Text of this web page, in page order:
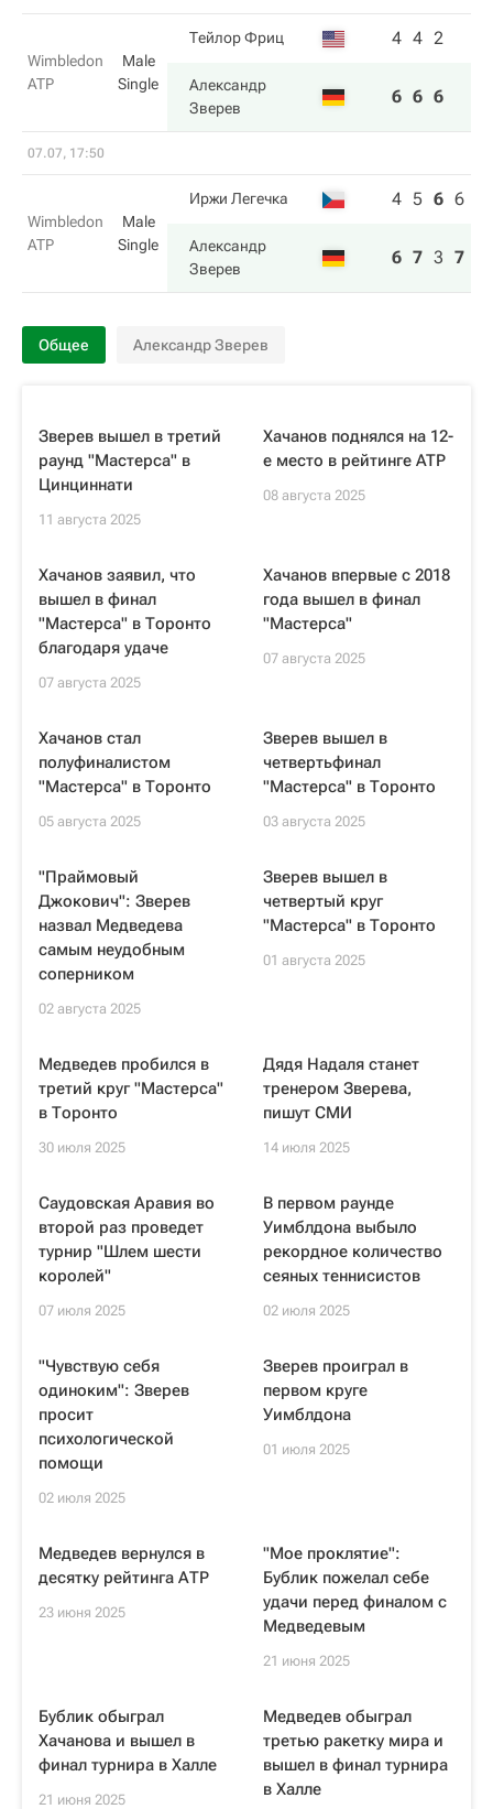
Wimbledon
ATP
Male
Single
Тейлор Фриц 4 4 2
Александр
Зверев
6 6 6
07.07, 17:50
Wimbledon
ATP
Male
Single
Иржи Легечка 4 5 6 6
Александр
Зверев
6 7 3 7
Общее Александр Зверев
Зверев вышел в третий
раунд "Мастерса" в
Цинциннати
11 августа 2025
Хачанов поднялся на 12-
е место в рейтинге ATP
08 августа 2025
Хачанов заявил, что
вышел в финал
"Мастерса" в Торонто
благодаря удаче
07 августа 2025
Хачанов впервые с 2018
года вышел в финал
"Мастерса"
07 августа 2025
Хачанов стал
полуфиналистом
"Мастерса" в Торонто
05 августа 2025
Зверев вышел в
четвертьфинал
"Мастерса" в Торонто
03 августа 2025
"Праймовый
Джокович": Зверев
назвал Медведева
самым неудобным
соперником
02 августа 2025
Зверев вышел в
четвертый круг
"Мастерса" в Торонто
01 августа 2025
Медведев пробился в
третий круг "Мастерса"
в Торонто
30 июля 2025
Дядя Надаля станет
тренером Зверева,
пишут СМИ
14 июля 2025
Саудовская Аравия во
второй раз проведет
турнир "Шлем шести
королей"
07 июля 2025
В первом раунде
Уимблдона выбыло
рекордное количество
сеяных теннисистов
02 июля 2025
"Чувствую себя
одиноким": Зверев
просит
психологической
помощи
02 июля 2025
Зверев проиграл в
первом круге
Уимблдона
01 июля 2025
Медведев вернулся в
десятку рейтинга АТР
23 июня 2025
"Мое проклятие":
Бублик пожелал себе
удачи перед финалом с
Медведевым
21 июня 2025
Бублик обыграл
Хачанова и вышел в
финал турнира в Халле
21 июня 2025
Медведев обыграл
третью ракетку мира и
вышел в финал турнира
в Халле